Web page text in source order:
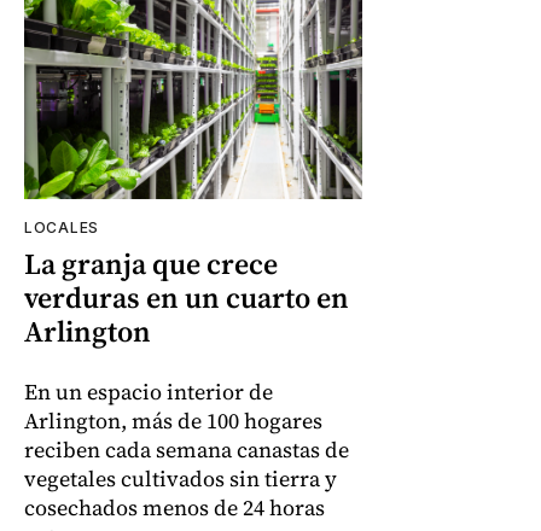
LOCALES
La granja que crece
verduras en un cuarto en
Arlington
En un espacio interior de
Arlington, más de 100 hogares
reciben cada semana canastas de
vegetales cultivados sin tierra y
cosechados menos de 24 horas